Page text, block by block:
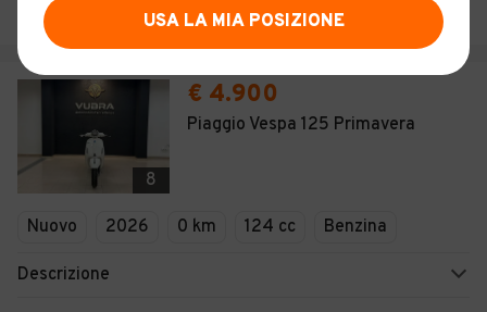
Trani (BT)
8
€ 4.900
Piaggio Vespa 125 Primavera
Nuovo 2026 0 km 124 cc Benzina
Descrizione
USA LA MIA POSIZIONE